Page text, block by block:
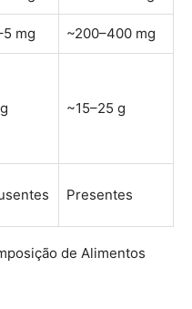
mg ~200–400 mg
~15–25 g
Presentes
de Alimentos